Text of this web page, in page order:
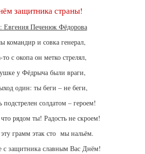
защитника страны!
Евгения Печенюк Фёдорова
командир и совка генерал,
то с окопа он метко стрелял,
у Фёдрыча были враги,
один: ты беги – не беги,
подстрелен солдатом – героем!
рядом ты! Радость не скроем!
эту грамм этак сто мы нальём.
с защитника славным Вас Днём!